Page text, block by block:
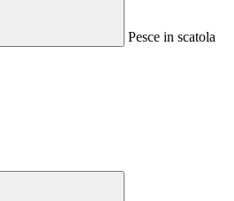
Pesce in scatola